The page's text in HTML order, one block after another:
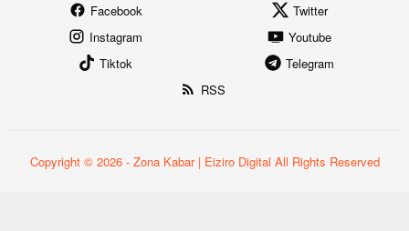
Facebook
Twitter
Instagram
Youtube
Tiktok
Telegram
RSS
Copyright © 2026 - Zona Kabar | Eiziro Digital All Rights Reserved